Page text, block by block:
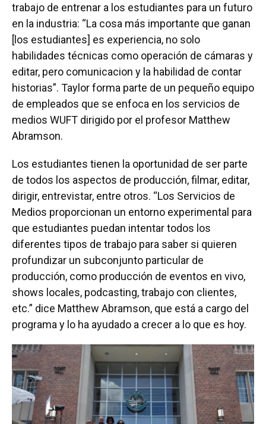
trabajo de entrenar a los estudiantes para un futuro
en la industria: “La cosa más importante que ganan
[los estudiantes] es experiencia, no solo
habilidades técnicas como operación de cámaras y
editar, pero comunicacion y la habilidad de contar
historias”. Taylor forma parte de un pequeño equipo
de empleados que se enfoca en los servicios de
medios WUFT dirigido por el profesor Matthew
Abramson.
Los estudiantes tienen la oportunidad de ser parte
de todos los aspectos de producción, filmar, editar,
dirigir, entrevistar, entre otros. “Los Servicios de
Medios proporcionan un entorno experimental para
que estudiantes puedan intentar todos los
diferentes tipos de trabajo para saber si quieren
profundizar un subconjunto particular de
producción, como producción de eventos en vivo,
shows locales, podcasting, trabajo con clientes,
etc.” dice Matthew Abramson, que está a cargo del
programa y lo ha ayudado a crecer a lo que es hoy.